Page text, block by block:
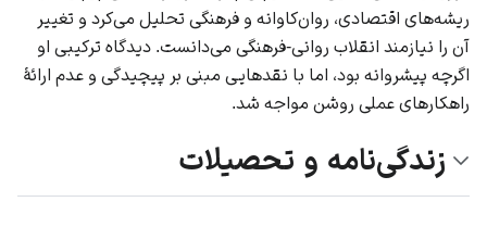
ریشه‌های اقتصادی، روان‌کاوانه و فرهنگی تحلیل می‌کرد و تغییر
آن را نیازمند انقلاب روانی-فرهنگی می‌دانست. دیدگاه ترکیبی او
اگرچه پیشروانه بود، اما با نقدهایی مبنی بر پیچیدگی و عدم ارائهٔ
راهکارهای عملی روشن مواجه شد.
زندگی‌نامه و تحصیلات